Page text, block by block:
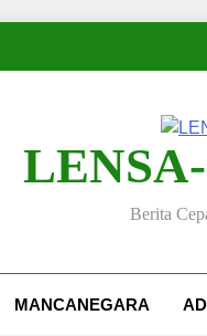
Berita
MANCANEGARA